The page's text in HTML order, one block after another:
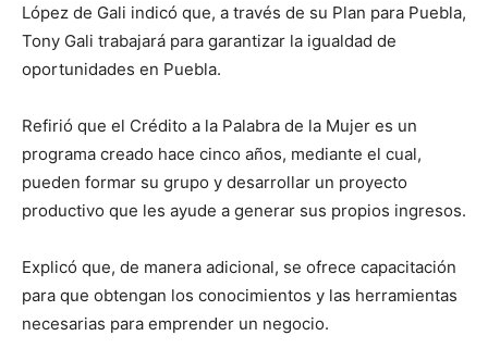
López de Gali indicó que, a través de su Plan para Puebla,
Tony Gali trabajará para garantizar la igualdad de
oportunidades en Puebla.
Refirió que el Crédito a la Palabra de la Mujer es un
programa creado hace cinco años, mediante el cual,
pueden formar su grupo y desarrollar un proyecto
productivo que les ayude a generar sus propios ingresos.
Explicó que, de manera adicional, se ofrece capacitación
para que obtengan los conocimientos y las herramientas
necesarias para emprender un negocio.